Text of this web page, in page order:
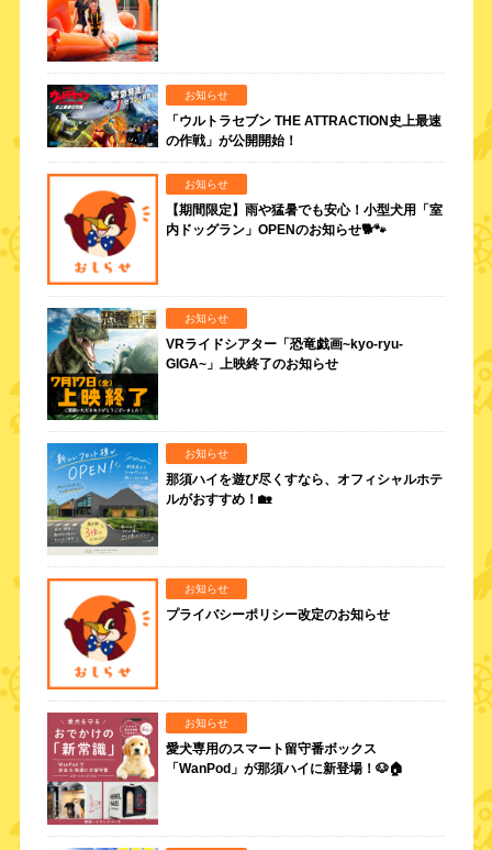
お知らせ
「ウルトラセブン THE ATTRACTION史上最速
の作戦」が公開開始！
お知らせ
【期間限定】雨や猛暑でも安心！小型犬用「室
内ドッグラン」OPENのお知らせ🐕🐾
お知らせ
VRライドシアター「恐竜戯画~kyo-ryu-
GIGA~」上映終了のお知らせ
お知らせ
那須ハイを遊び尽くすなら、オフィシャルホテ
ルがおすすめ！🏡
お知らせ
プライバシーポリシー改定のお知らせ
お知らせ
愛犬専用のスマート留守番ボックス
「WanPod」が那須ハイに新登場！🐶🏠